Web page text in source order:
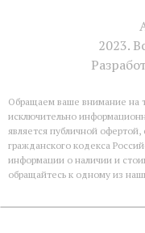
2023.
Обращаем ваше внимание на
исключительно
является публичной
гражданского кодекса
информации о наличии и
обращайтесь к одному из